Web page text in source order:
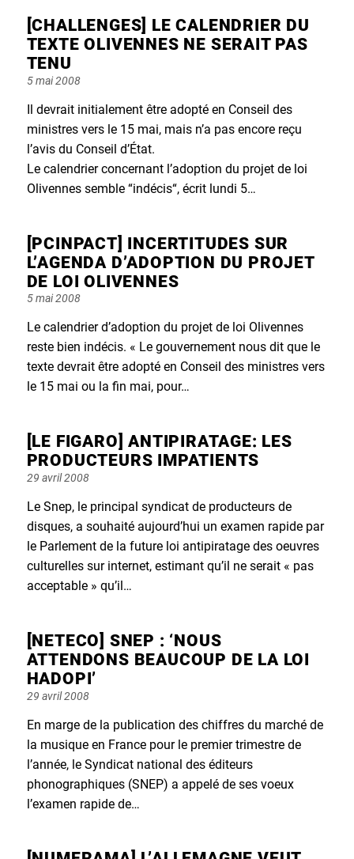
[CHALLENGES] LE CALENDRIER DU
TEXTE OLIVENNES NE SERAIT PAS
TENU
Posted
on
5 mai 2008
Il devrait initialement être adopté en Conseil des
ministres vers le 15 mai, mais n’a pas encore reçu
l’avis du Conseil d’État.
Le calendrier concernant l’adoption du projet de loi
Olivennes semble “indécis“, écrit lundi 5…
[PCINPACT] INCERTITUDES SUR
L’AGENDA D’ADOPTION DU PROJET
DE LOI OLIVENNES
Posted
on
5 mai 2008
Le calendrier d’adoption du projet de loi Olivennes
reste bien indécis. « Le gouvernement nous dit que le
texte devrait être adopté en Conseil des ministres vers
le 15 mai ou la fin mai, pour…
[LE FIGARO] ANTIPIRATAGE: LES
PRODUCTEURS IMPATIENTS
Posted
on
29 avril 2008
Le Snep, le principal syndicat de producteurs de
disques, a souhaité aujourd’hui un examen rapide par
le Parlement de la future loi antipiratage des oeuvres
culturelles sur internet, estimant qu’il ne serait « pas
acceptable » qu’il…
[NETECO] SNEP : ‘NOUS
ATTENDONS BEAUCOUP DE LA LOI
HADOPI’
Posted
on
29 avril 2008
En marge de la publication des chiffres du marché de
la musique en France pour le premier trimestre de
l’année, le Syndicat national des éditeurs
phonographiques (SNEP) a appelé de ses voeux
l’examen rapide de…